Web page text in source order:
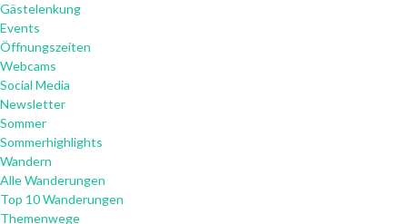
Gästelenkung
Events
Öffnungszeiten
Webcams
Social Media
Newsletter
Sommer
Sommerhighlights
Wandern
Alle Wanderungen
Top 10 Wanderungen
Themenwege